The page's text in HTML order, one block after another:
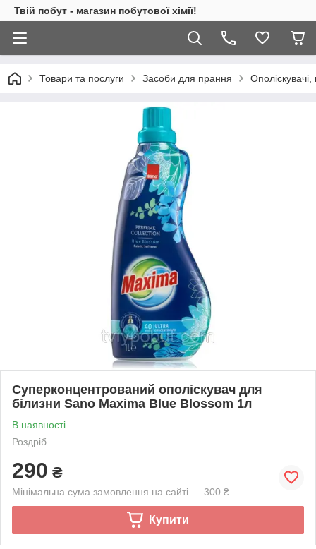
Твій побут - магазин побутової хімії!
Товари та послуги Засоби для прання
Суперконцентрований ополіскувач для
білизни Sano Maxima Blue Blossom 1л
В наявності
Роздріб
290 ₴
Мінімальна сума замовлення на сайті — 300 ₴
Купити